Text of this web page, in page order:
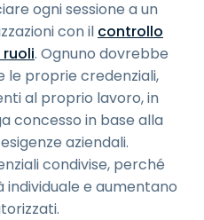
ogni sessione a un
con il controllo
. Ognuno dovrebbe
le proprie credenziali,
al proprio lavoro, in
concesso in base alla
aziendali.
condivise, perché
e aumentano